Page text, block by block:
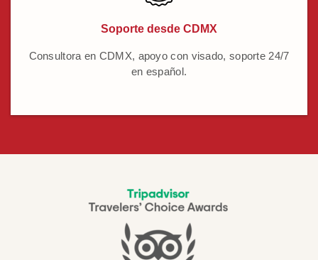
Soporte desde CDMX
Consultora en CDMX, apoyo con visado, soporte 24/7
en español.